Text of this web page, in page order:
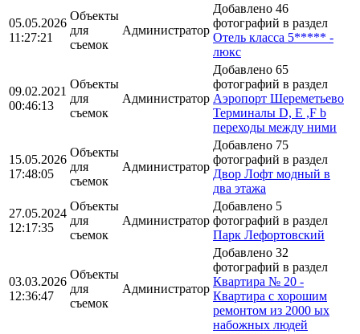
05.05.2026
11:27:21
Объекты
для
съемок
Администратор
Добавлено 46
фотографий в раздел
Отель класса 5***** -
люкс
09.02.2021
00:46:13
Объекты
для
съемок
Администратор
Добавлено 65
фотографий в раздел
Аэропорт Шереметьево
Терминалы D, E ,F b
переходы между ними
15.05.2026
17:48:05
Объекты
для
съемок
Администратор
Добавлено 75
фотографий в раздел
Двор Лофт модный в
два этажа
27.05.2024
12:17:35
Объекты
для
съемок
Администратор
Добавлено 5
фотографий в раздел
Парк Лефортовский
03.03.2026
12:36:47
Объекты
для
съемок
Администратор
Добавлено 32
фотографий в раздел
Квартира № 20 -
Квартира с хорошим
ремонтом из 2000 ых
набожных людей